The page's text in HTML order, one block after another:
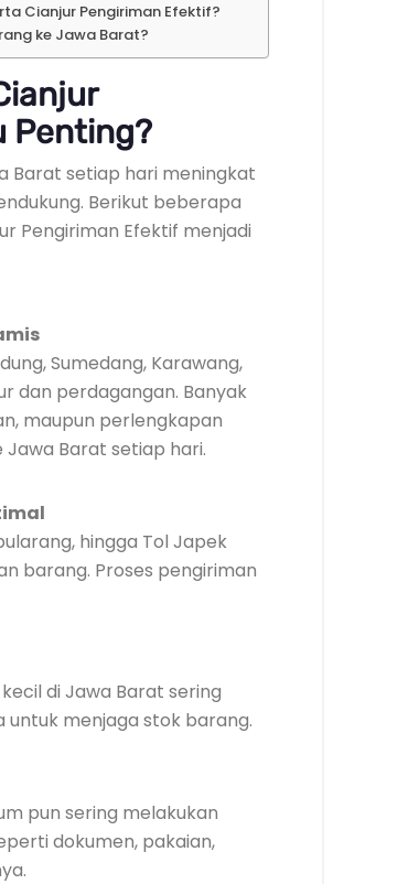
Cianjur Pengiriman Efektif?
ke Jawa Barat?
Penting?
Barat setiap hari meningkat
Berikut beberapa
Pengiriman Efektif menjadi
Sumedang, Karawang,
dan perdagangan. Banyak
maupun perlengkapan
Barat setiap hari.
hingga Tol Japek
barang. Proses pengiriman
di Jawa Barat sering
menjaga stok barang.
pun sering melakukan
dokumen, pakaian,